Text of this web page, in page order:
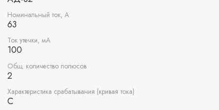
Номинальный ток, А
63
Ток утечки, мА
100
Общ. количество полюсов
2
Характеристика срабатывания (кривая тока)
C